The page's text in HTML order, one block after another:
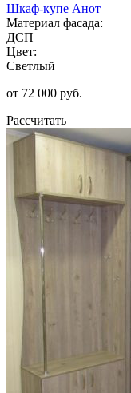
Шкаф-купе Анот
Материал фасада:
ДСП
Цвет:
Светлый
от 72 000 руб.
Рассчитать